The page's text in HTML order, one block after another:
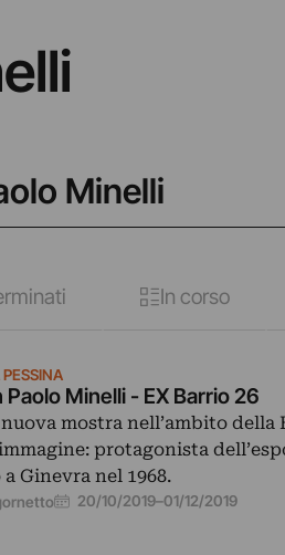
Minelli
In corso
Paolo Minelli - EX Barrio 26
mostra nell’ambito della
protagonista
Ginevra nel 1968.
20/10/2019–01/12/2019